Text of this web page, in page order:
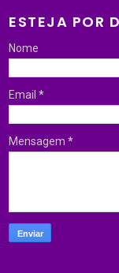
ESTEJA POR
Nome
Email*
Mensagem*